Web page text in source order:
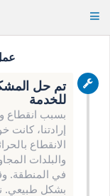
Toggle
تم حل
للخدمة
بسبب انقطاع
إرادتنا، كانت
الانقطاع
والبلدات
في المنطقة.
بشكل طبيعي.